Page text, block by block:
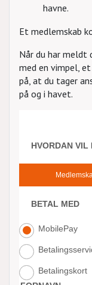
havne.
Et medlemskab
Når du har meldt
med en vimpel,
på, at du tager
på og i havet.